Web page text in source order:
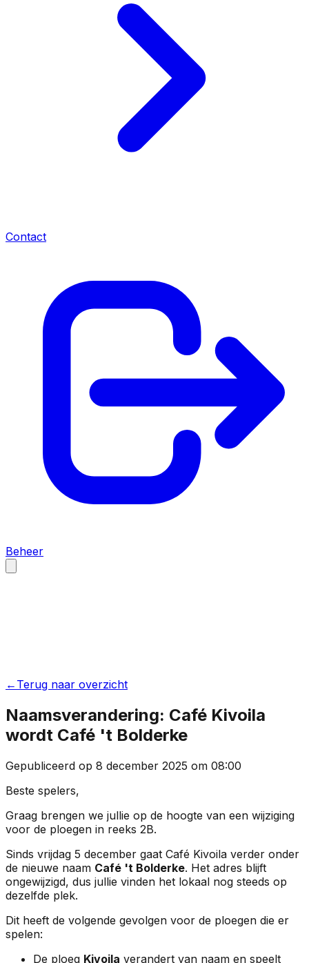
Contact
Beheer
← Terug naar overzicht
Naamsverandering: Café Kivoila
wordt Café 't Bolderke
Gepubliceerd op 8 december 2025 om 08:00
Beste spelers,
Graag brengen we jullie op de hoogte van een wijziging
voor de ploegen in reeks 2B.
Sinds vrijdag 5 december gaat Café Kivoila verder onder
de nieuwe naam Café 't Bolderke. Het adres blijft
ongewijzigd, dus jullie vinden het lokaal nog steeds op
dezelfde plek.
Dit heeft de volgende gevolgen voor de ploegen die er
spelen:
De ploeg Kivoila verandert van naam en speelt